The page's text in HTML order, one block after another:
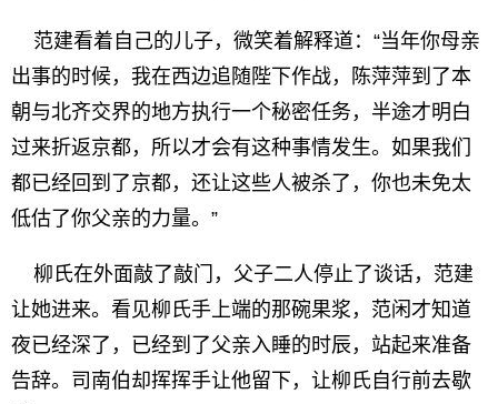
范建看着自己的儿子，微笑着解释道：“当年你母亲
出事的时候，我在西边追随陛下作战，陈萍萍到了本
朝与北齐交界的地方执行一个秘密任务，半途才明白
过来折返京都，所以才会有这种事情发生。如果我们
都已经回到了京都，还让这些人被杀了，你也未免太
低估了你父亲的力量。”
柳氏在外面敲了敲门，父子二人停止了谈话，范建
让她进来。看见柳氏手上端的那碗果浆，范闲才知道
夜已经深了，已经到了父亲入睡的时辰，站起来准备
告辞。司南伯却挥挥手让他留下，让柳氏自行前去歇